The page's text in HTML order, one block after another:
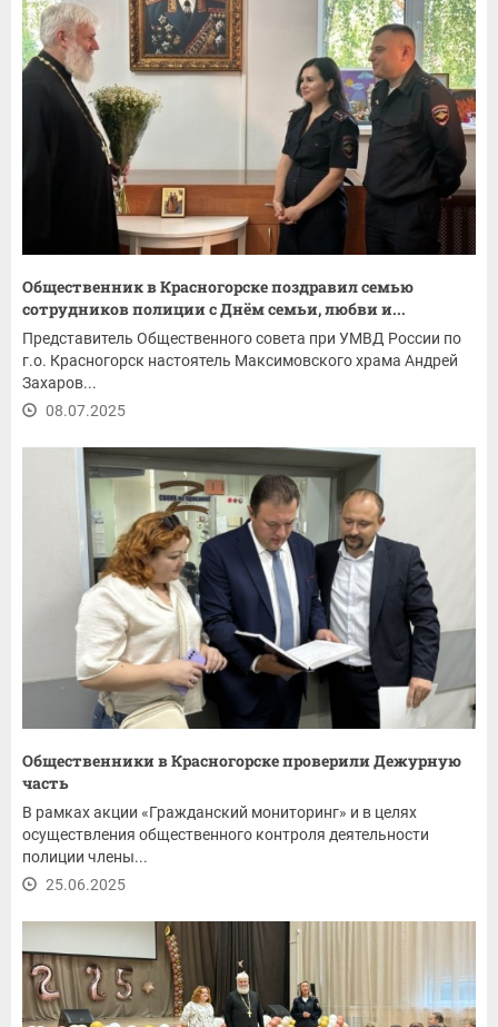
Общественник в Красногорске поздравил семью
сотрудников полиции с Днём семьи, любви и...
Представитель Общественного совета при УМВД России по
г.о. Красногорск настоятель Максимовского храма Андрей
Захаров...
08.07.2025
Общественники в Красногорске проверили Дежурную
часть
В рамках акции «Гражданский мониторинг» и в целях
осуществления общественного контроля деятельности
полиции члены...
25.06.2025